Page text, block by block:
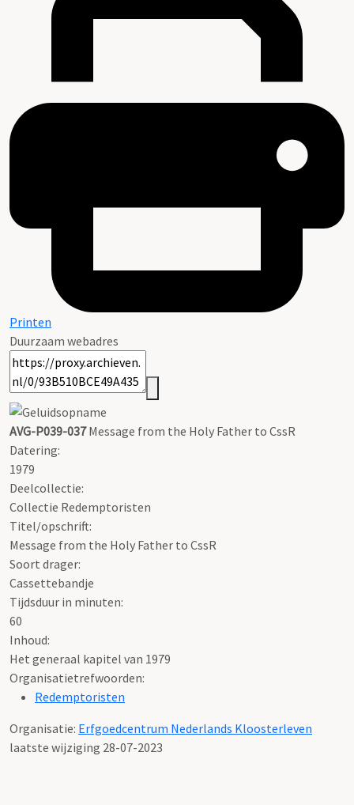
Printen
Duurzaam webadres
AVG-P039-037Message from the Holy Father to CssR
Datering:
1979
Deelcollectie:
Collectie Redemptoristen
Titel/opschrift:
Message from the Holy Father to CssR
Soort drager:
Cassettebandje
Tijdsduur in minuten:
60
Inhoud:
Het generaal kapitel van 1979
Organisatietrefwoorden:
Redemptoristen
Organisatie: Erfgoedcentrum Nederlands Kloosterleven
laatste wijziging 28-07-2023